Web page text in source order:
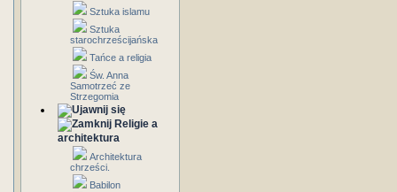
Sztuka islamu
Sztuka
starochrześcijańska
Tańce a religia
Św. Anna
Samotrzeć ze
Strzegomia
Religie a
architektura
Architektura
chrześci.
Babilon